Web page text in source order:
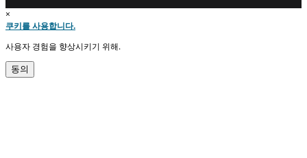
×
쿠키를 사용합니다.
사용자 경험을 향상시키기 위해.
동의